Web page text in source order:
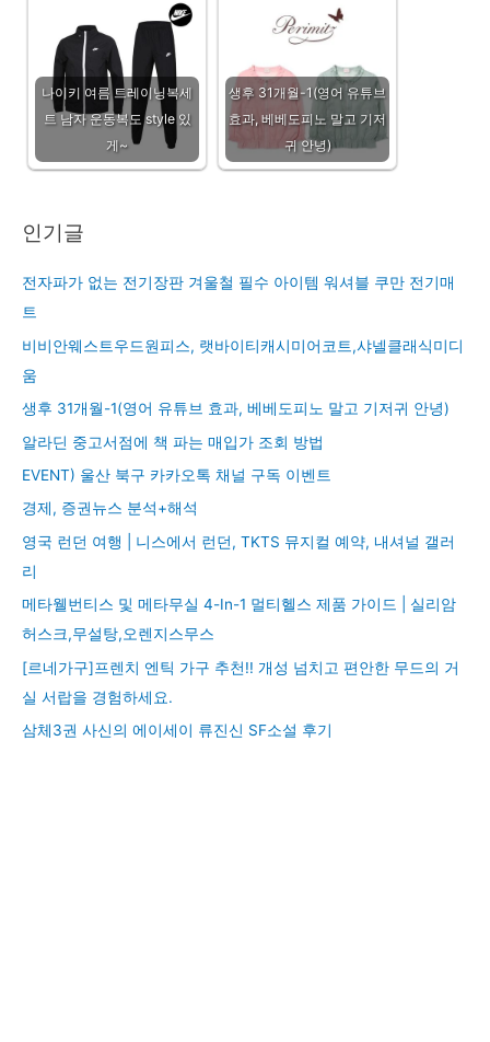
나이키 여름 트레이닝복세
트 남자 운동복도 style 있
게~
생후 31개월-1(영어 유튜브
효과, 베베도피노 말고 기저
귀 안녕)
인기글
전자파가 없는 전기장판 겨울철 필수 아이템 워셔블 쿠만 전기매
트
비비안웨스트우드원피스, 랫바이티캐시미어코트,샤넬클래식미디
움
생후 31개월-1(영어 유튜브 효과, 베베도피노 말고 기저귀 안녕)
알라딘 중고서점에 책 파는 매입가 조회 방법
EVENT) 울산 북구 카카오톡 채널 구독 이벤트
경제, 증권뉴스 분석+해석
영국 런던 여행 | 니스에서 런던, TKTS 뮤지컬 예약, 내셔널 갤러
리
메타웰번티스 및 메타무실 4-In-1 멀티헬스 제품 가이드 | 실리암
허스크,무설탕,오렌지스무스
[르네가구]프렌치 엔틱 가구 추천!! 개성 넘치고 편안한 무드의 거
실 서랍을 경험하세요.
삼체3권 사신의 에이세이 류진신 SF소설 후기